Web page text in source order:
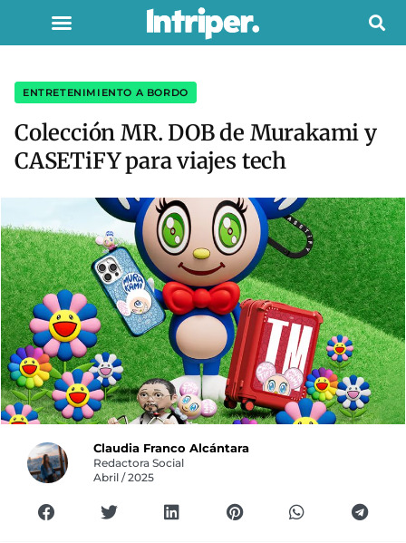
ENTRETENIMIENTO A BORDO
Colección MR. DOB de Murakami y
CASETiFY para viajes tech
Claudia Franco Alcántara
Redactora Social
Abril / 2025